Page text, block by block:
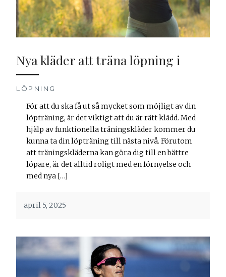
Nya kläder att träna löpning i
LÖPNING
För att du ska få ut så mycket som möjligt av din
löpträning, är det viktigt att du är rätt klädd. Med
hjälp av funktionella träningskläder kommer du
kunna ta din löpträning till nästa nivå. Förutom
att träningskläderna kan göra dig till en bättre
löpare, är det alltid roligt med en förnyelse och
med nya […]
april 5, 2025